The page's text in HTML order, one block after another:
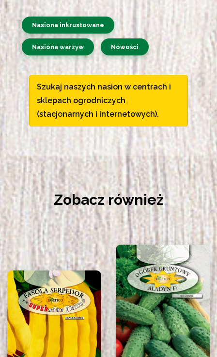
Nasiona inkrustowane
Nasiona warzyw Nowości
Szukaj naszych nasion w centrach i
sklepach ogrodniczych
(stacjonarnych i internetowych).
Zobacz również